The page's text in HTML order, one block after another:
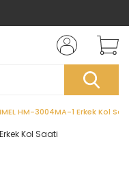
HM-3004MA-1 Erkek Kol